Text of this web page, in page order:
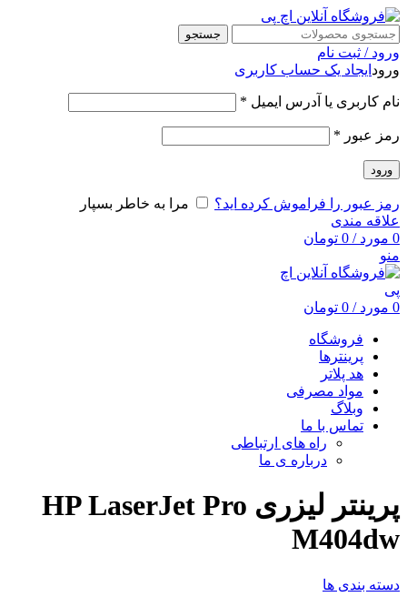
جستجو
ورود / ثبت نام
ورود ایجاد یک حساب کاربری
نام کاربری یا آدرس ایمیل *
رمز عبور *
ورود
رمز عبور را فراموش کرده اید؟
مرا به خاطر بسپار
علاقه مندی
0 مورد /
0 تومان
منو
0 مورد /
0 تومان
فروشگاه
پرینترها
هد پلاتر
مواد مصرفی
وبلاگ
تماس با ما
راه های ارتباطی
درباره ی ما
پرینتر لیزری HP LaserJet Pro
M404dw
دسته بندی ها